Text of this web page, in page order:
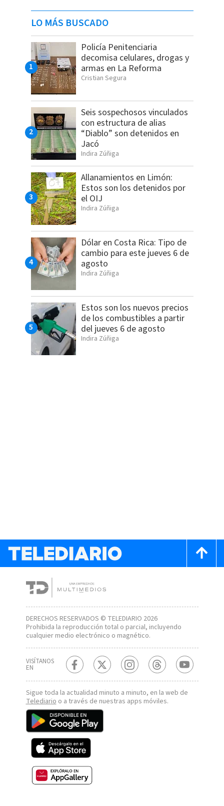
LO MÁS BUSCADO
Policía Penitenciaria
decomisa celulares, drogas y
armas en La Reforma
Cristian Segura
Seis sospechosos vinculados
con estructura de alias
“Diablo” son detenidos en
Jacó
Indira Zúñiga
Allanamientos en Limón:
Estos son los detenidos por
el OIJ
Indira Zúñiga
Dólar en Costa Rica: Tipo de
cambio para este jueves 6 de
agosto
Indira Zúñiga
Estos son los nuevos precios
de los combustibles a partir
del jueves 6 de agosto
Indira Zúñiga
DERECHOS RESERVADOS © TELEDIARIO 2026
Prohibida la reproducción total o parcial, incluyendo
cualquier medio electrónico o magnético.
VISÍTANOS
EN
Sigue toda la actualidad minuto a minuto, en la web de
Telediarioo a través de nuestras apps móviles.